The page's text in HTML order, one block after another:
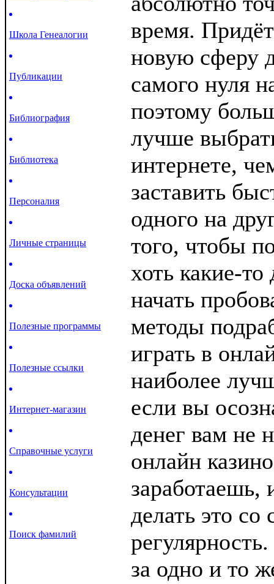
Школа Генеалогии
Публикации
Библиография
Библиотека
Персоналия
Личные страницы
Доска объявлений
Полезные программы
Полезные ссылки
Интернет-магазин
Справочные услуги
Консультации
Поиск фамилий
время.
новую сферу
самого нуля
поэтому
лучше
интернете,
заставить
одного на
того, чтобы
хоть какие-
начать
методы
играть в
наиболее
если вы
денег вам не
онлайн
заработаешь,
делать это со
за одно и то